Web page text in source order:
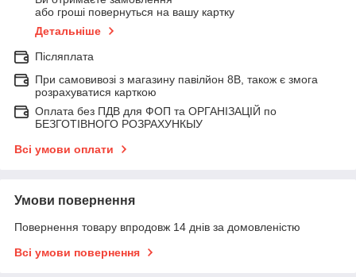
або гроші повернуться на вашу картку
Детальніше
Післяплата
При самовивозі з магазину павілйон 8В, також є змога
розрахуватися карткою
Оплата без ПДВ для ФОП та ОРГАНІЗАЦІЙ по
БЕЗГОТІВНОГО РОЗРАХУНКЫУ
Всі умови оплати
Умови повернення
Повернення товару впродовж 14 днів за домовленістю
Всі умови повернення